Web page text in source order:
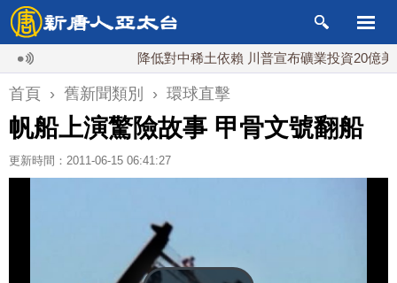
降低對中稀土依賴 川普宣布礦業投資20億美元
首頁 › 舊新聞類別 › 環球直擊
帆船上演驚險故事 甲骨文號翻船
更新時間：2011-06-15 06:41:27